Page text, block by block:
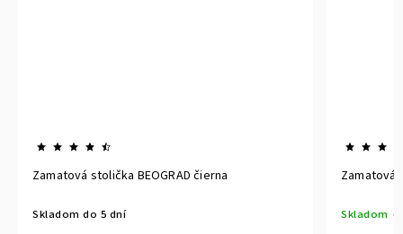
Zamatová stolička BEOGRAD čierna
Skladom do 5 dní
Zamatová
Skladom